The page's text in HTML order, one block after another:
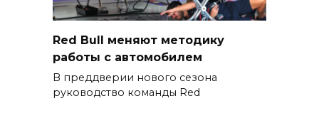
Red Bull меняют методику
работы с автомобилем
В преддверии нового сезона
руководство команды Red